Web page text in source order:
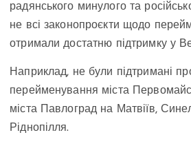
радянського минулого та
не всі законопроєкти щодо
отримали достатню підтримку у
Наприклад, не були підтримані
перейменування міста
міста Павлоград на Матвіїв​,
Ріднопілля.